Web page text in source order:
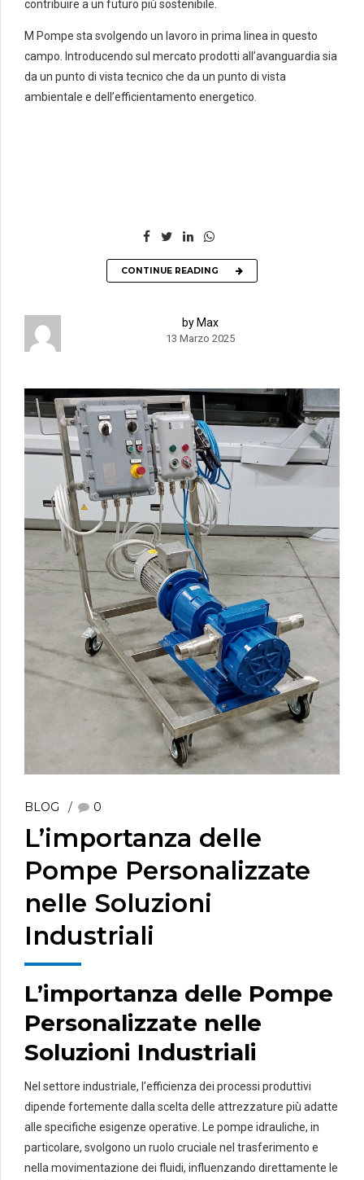
contribuire a un futuro più sostenibile.
M Pompe sta svolgendo un lavoro in prima linea in questo
campo. Introducendo sul mercato prodotti all’avanguardia sia
da un punto di vista tecnico che da un punto di vista
ambientale e dell’efficientamento energetico.
CONTINUE READING
by Max
13 Marzo 2025
BLOG 0
L’importanza delle
Pompe Personalizzate
nelle Soluzioni
Industriali
L’importanza delle Pompe
Personalizzate nelle
Soluzioni Industriali
Nel settore industriale, l’efficienza dei processi produttivi
dipende fortemente dalla scelta delle attrezzature più adatte
alle specifiche esigenze operative. Le pompe idrauliche, in
particolare, svolgono un ruolo cruciale nel trasferimento e
nella movimentazione dei fluidi, influenzando direttamente le